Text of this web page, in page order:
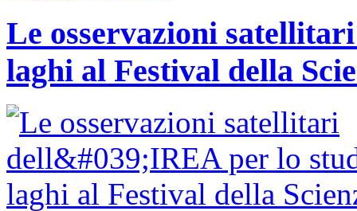
Le osservazioni
laghi al Festival della